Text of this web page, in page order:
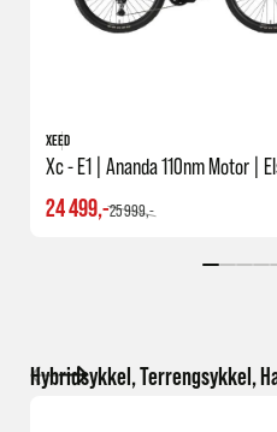
XEED
Xc - E1 | Ananda 110nm Motor |
25 999,-
24 499,-
Hybridsykkel, Terrengsykkel,